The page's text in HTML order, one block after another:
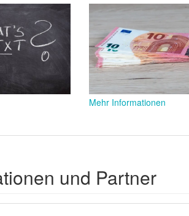
Mehr Informationen
und Partner